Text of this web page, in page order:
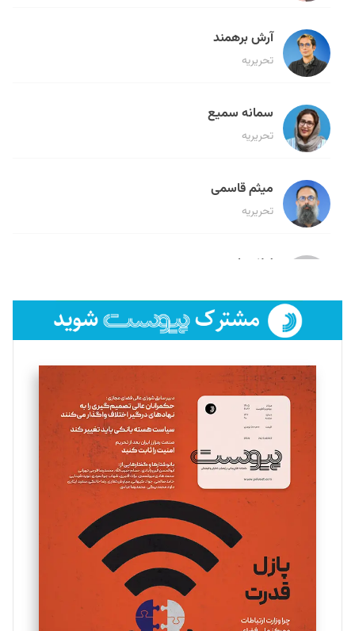
آرش برهمند
تحریریه
سمانه سمیع
تحریریه
میثم قاسمی
تحریریه
لیلا حنارود
فائزه فتحی رستمی
تحریریه
سروش کرمیان
تحریریه
مینا پاکدل
یسنا امان‌پور
تحریریه